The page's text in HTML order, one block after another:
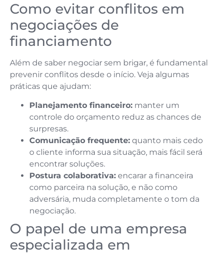
Como evitar conflitos em
negociações de
financiamento
Além de saber negociar sem brigar, é fundamental
prevenir conflitos desde o início. Veja algumas
práticas que ajudam:
Planejamento financeiro: manter um
controle do orçamento reduz as chances de
surpresas.
Comunicação frequente: quanto mais cedo
o cliente informa sua situação, mais fácil será
encontrar soluções.
Postura colaborativa: encarar a financeira
como parceira na solução, e não como
adversária, muda completamente o tom da
negociação.
O papel de uma empresa
especializada em